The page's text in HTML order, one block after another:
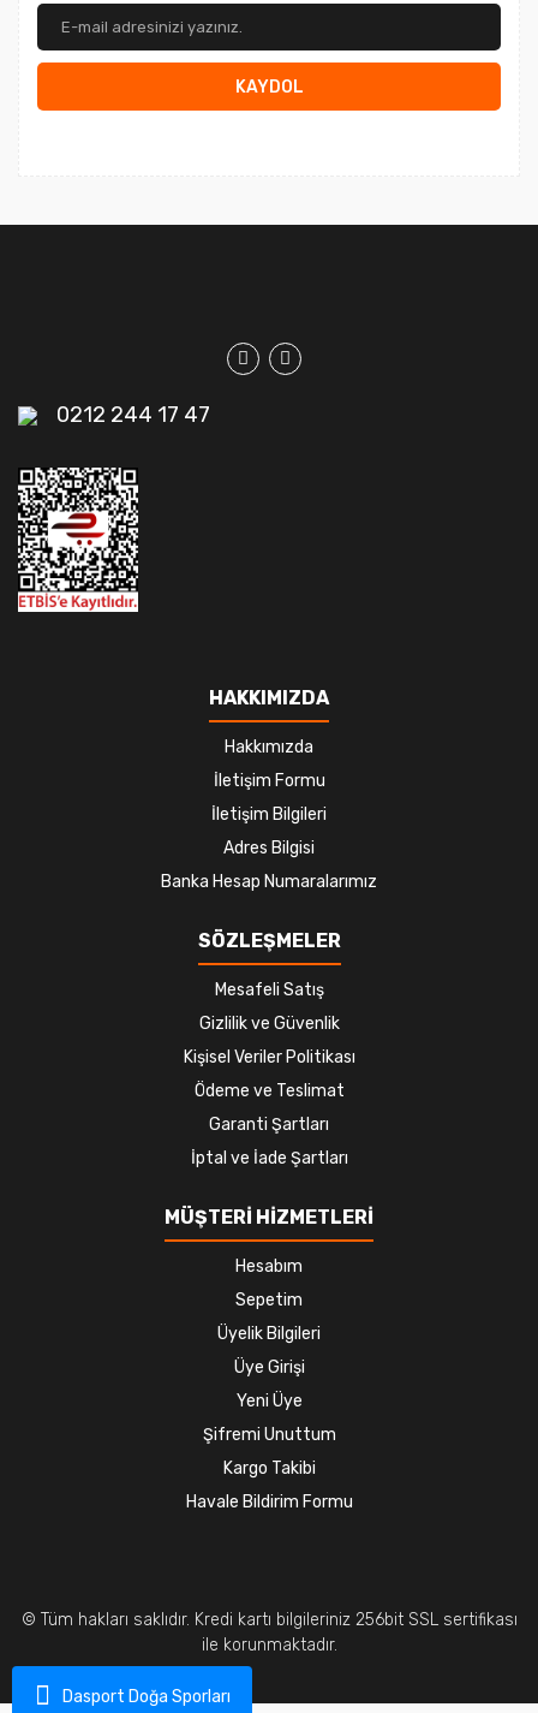
Dasport Doğa Sporları
KAYDOL
0212 244 17 47
HAKKIMIZDA
Hakkımızda
İletişim Formu
İletişim Bilgileri
Adres Bilgisi
Banka Hesap Numaralarımız
SÖZLEŞMELER
Mesafeli Satış
Gizlilik ve Güvenlik
Kişisel Veriler Politikası
Ödeme ve Teslimat
Garanti Şartları
İptal ve İade Şartları
MÜŞTERİ HİZMETLERİ
Hesabım
Sepetim
Üyelik Bilgileri
Üye Girişi
Yeni Üye
Şifremi Unuttum
Kargo Takibi
Havale Bildirim Formu
© Tüm hakları saklıdır. Kredi kartı bilgileriniz 256bit SSL sertifikası
ile korunmaktadır.